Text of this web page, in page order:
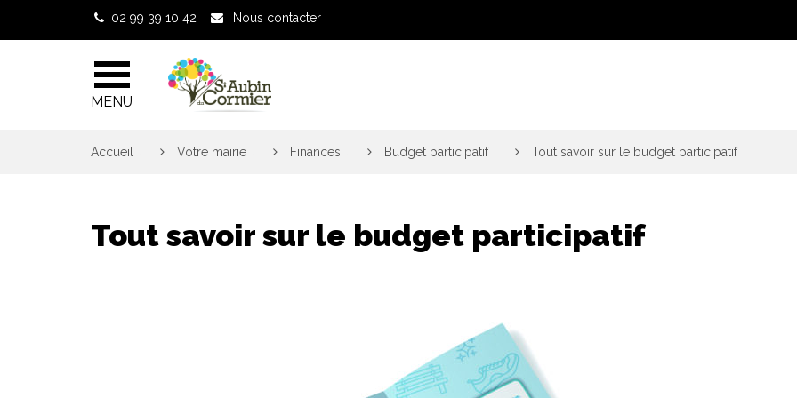
02 99 39 10 42 Nous contacter
MENU
Accueil Votre mairie Finances Budget participatif> Tout savoir sur le budget participatif
Tout savoir sur le budget participatif